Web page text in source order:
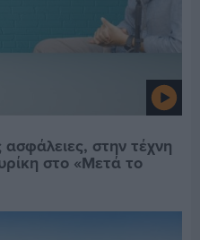
στην τέχνη
στο «Μετά το